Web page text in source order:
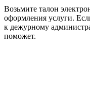
Возьмите талон
оформления услуги.
к дежурному
поможет.